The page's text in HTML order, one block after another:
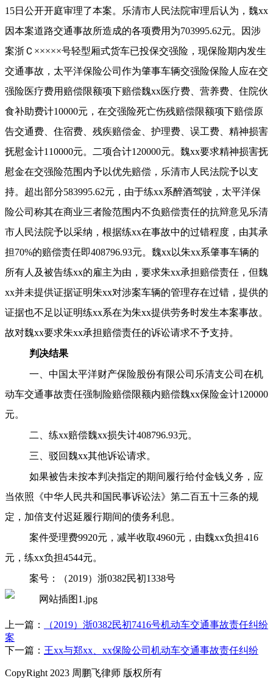
15日公开开庭审理了本案。乐清市人民法院审理后认为，魏xx
因本案道路交通事故所造成的各项费用为703995.62元。因涉
案浙Ｃ×××××号轻型厢式货车已投保交强险，现保险期内发生
交通事故，太平洋保险公司作为肇事车辆交强险保险人应在交
强险医疗费用赔偿限额项下赔偿魏xx医疗费、营养费、住院伙
食补助费计10000元，在交强险死亡伤残赔偿限额项下赔偿原
告交通费、住宿费、残疾赔偿金、护理费、误工费、精神损害
抚慰金计110000元。二项合计120000元。魏xx要求精神损害抚
慰金在交强险范围内予以优先赔偿，乐清市人民法院予以支
持。超出部分583995.62元，由于练xx系醉酒驾驶，太平洋保
险公司称其在商业三者险范围内不负赔偿责任的抗辩意见乐清
市人民法院予以采纳，根据练xx在事故中的过错程度，由其承
担70%的赔偿责任即408796.93元。魏xx以朱xx系肇事车辆的
所有人及被告练xx的雇主为由，要求朱xx承担赔偿责任，但魏
xx并未提供证据证明朱xx对涉案车辆的管理存在过错，提供的
证据也不足以证明练xx系在为朱xx提供劳务时发生本案事故。
故对魏xx要求朱xx承担赔偿责任的诉讼请求不予支持。
判决结果
一、中国太平洋财产保险股份有限公司乐清支公司在机
动车交通事故责任强制险赔偿限额内赔偿魏xx保险金计120000
元。
二、练xx赔偿魏xx损失计408796.93元。
三、驳回魏xx其他诉讼请求。
如果被告未按本判决指定的期间履行给付金钱义务，应
当依照《中华人民共和国民事诉讼法》第二百五十三条的规
定，加倍支付迟延履行期间的债务利息。
案件受理费9920元，减半收取4960元，由魏xx负担416
元，练xx负担4544元。
案号：（2019）浙0382民初1338号
上一篇：
（2019）浙0382民初7416号机动车交通事故责任纠纷
案
下一篇： 王xx与郑xx、xx保险公司机动车交通事故责任纠纷
CopyRight 2023 周鹏飞律师 版权所有